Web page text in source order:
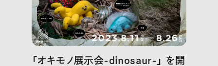
「オキモノ展示会-dinosaur-」 を開